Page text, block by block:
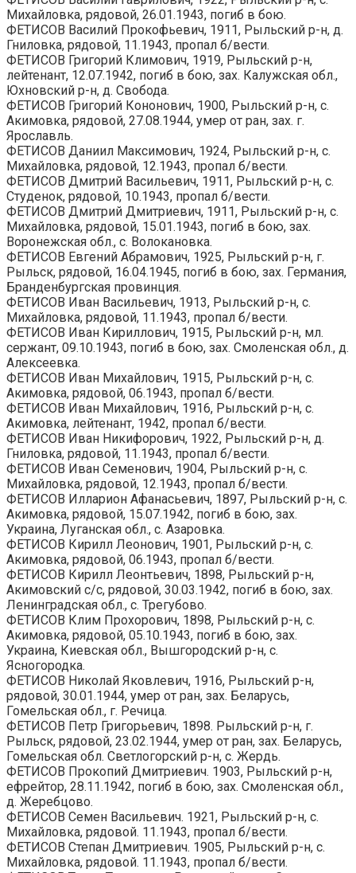
Михайловка, рядовой, 26.01.1943, погиб в бою.
ФЕТИСОВ Василий Прокофьевич, 1911, Рыльский р-н, д.
Гниловка, рядовой, 11.1943, пропал б/вести.
ФЕТИСОВ Григорий Климович, 1919, Рыльский р-н,
лейтенант, 12.07.1942, погиб в бою, зах. Калужская обл.,
Юхновский р-н, д. Свобода.
ФЕТИСОВ Григорий Кононович, 1900, Рыльский р-н, с.
Акимовка, рядовой, 27.08.1944, умер от ран, зах. г.
Ярославль.
ФЕТИСОВ Даниил Максимович, 1924, Рыльский р-н, с.
Михайловка, рядовой, 12.1943, пропал б/вести.
ФЕТИСОВ Дмитрий Васильевич, 1911, Рыльский р-н, с.
Студенок, рядовой, 10.1943, пропал б/вести.
ФЕТИСОВ Дмитрий Дмитриевич, 1911, Рыльский р-н, с.
Михайловка, рядовой, 15.01.1943, погиб в бою, зах.
Воронежская обл., с. Волокановка.
ФЕТИСОВ Евгений Абрамович, 1925, Рыльский р-н, г.
Рыльск, рядовой, 16.04.1945, погиб в бою, зах. Германия,
Бранденбургская провинция.
ФЕТИСОВ Иван Васильевич, 1913, Рыльский р-н, с.
Михайловка, рядовой, 11.1943, пропал б/вести.
ФЕТИСОВ Иван Кириллович, 1915, Рыльский р-н, мл.
сержант, 09.10.1943, погиб в бою, зах. Смоленская обл., д.
Алексеевка.
ФЕТИСОВ Иван Михайлович, 1915, Рыльский р-н, с.
Акимовка, рядовой, 06.1943, пропал б/вести.
ФЕТИСОВ Иван Михайлович, 1916, Рыльский р-н, с.
Акимовка, лейтенант, 1942, пропал б/вести.
ФЕТИСОВ Иван Никифорович, 1922, Рыльский р-н, д.
Гниловка, рядовой, 11.1943, пропал б/вести.
ФЕТИСОВ Иван Семенович, 1904, Рыльский р-н, с.
Михайловка, рядовой, 12.1943, пропал б/вести.
ФЕТИСОВ Илларион Афанасьевич, 1897, Рыльский р-н, с.
Акимовка, рядовой, 15.07.1942, погиб в бою, зах.
Украина, Луганская обл., с. Азаровка.
ФЕТИСОВ Кирилл Леонович, 1901, Рыльский р-н, с.
Акимовка, рядовой, 06.1943, пропал б/вести.
ФЕТИСОВ Кирилл Леонтьевич, 1898, Рыльский р-н,
Акимовский с/с, рядовой, 30.03.1942, погиб в бою, зах.
Ленинградская обл., с. Трегубово.
ФЕТИСОВ Клим Прохорович, 1898, Рыльский р-н, с.
Акимовка, рядовой, 05.10.1943, погиб в бою, зах.
Украина, Киевская обл., Вышгородский р-н, с.
Ясногородка.
ФЕТИСОВ Николай Яковлевич, 1916, Рыльский р-н,
рядовой, 30.01.1944, умер от ран, зах. Беларусь,
Гомельская обл., г. Речица.
ФЕТИСОВ Петр Григорьевич, 1898. Рыльский р-н, г.
Рыльск, рядовой, 23.02.1944, умер от ран, зах. Беларусь,
Гомельская обл. Светлогорский р-н, с. Жердь.
ФЕТИСОВ Прокопий Дмитриевич. 1903, Рыльский р-н,
ефрейтор, 28.11.1942, погиб в бою, зах. Смоленская обл.,
д. Жеребцово.
ФЕТИСОВ Семен Васильевич. 1921, Рыльский р-н, с.
Михайловка, рядовой. 11.1943, пропал б/вести.
ФЕТИСОВ Степан Дмитриевич. 1905, Рыльский р-н, с.
Михайловка, рядовой. 11.1943, пропал б/вести.